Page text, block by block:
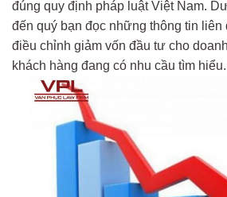
đúng quy định pháp luật Việt Nam.
đến quý bạn đọc những thông tin liên
điều chỉnh giảm vốn đầu tư cho
khách hàng đang có nhu cầu tìm hiểu.